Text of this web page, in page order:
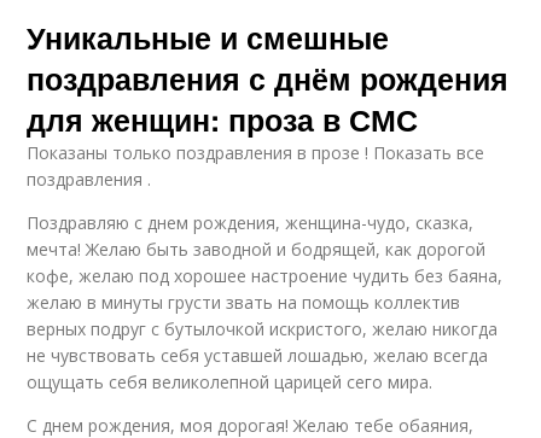
Шаблонные смс
Юмористические смс Написания для смс
Эмоциональные смс
Уникальные и смешные
поздравления с днём рождения
для женщин: проза в СМС
Показаны только поздравления в прозе ! Показать все
поздравления .
Поздравляю с днем рождения, женщина-чудо, сказка,
мечта! Желаю быть заводной и бодрящей, как дорогой
кофе, желаю под хорошее настроение чудить без баяна,
желаю в минуты грусти звать на помощь коллектив
верных подруг с бутылочкой искристого, желаю никогда
не чувствовать себя уставшей лошадью, желаю всегда
ощущать себя великолепной царицей сего мира.
С днем рождения, моя дорогая! Желаю тебе обаяния,